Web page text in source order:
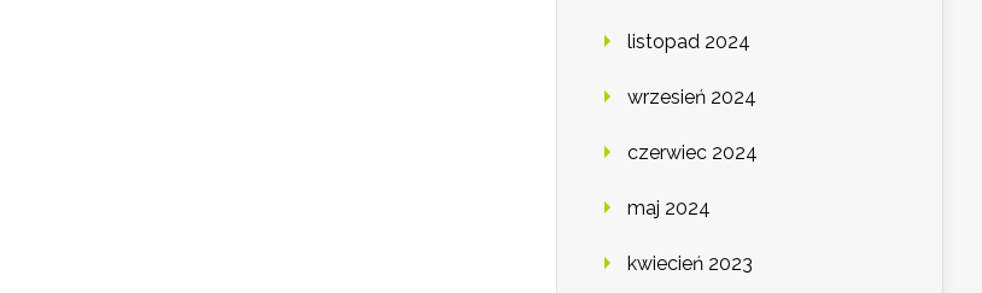
listopad 2024
wrzesień 2024
czerwiec 2024
maj 2024
kwiecień 2023